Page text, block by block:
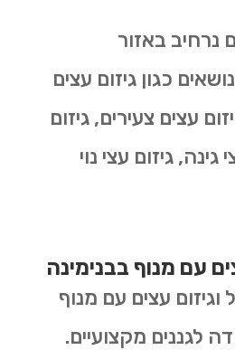
נרחיב באזור
כגון גיזום עצים
עצים צעירים, גיזום
גינה, גיזום עצי נוי
עם מנוף בבנימינה
וגיזום עצים עם מנוף
לגננים מקצועיים.